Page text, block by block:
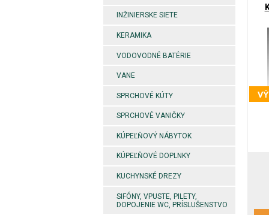
INŽINIERSKE SIETE
KERAMIKA
VODOVODNÉ BATÉRIE
VANE
SPRCHOVÉ KÚTY
SPRCHOVÉ VANIČKY
KÚPEĽŇOVÝ NÁBYTOK
KÚPEĽŇOVÉ DOPLNKY
KUCHYNSKÉ DREZY
SIFÓNY, VPUSTE, PILETY,
DOPOJENIE WC, PRÍSLUŠENSTVO